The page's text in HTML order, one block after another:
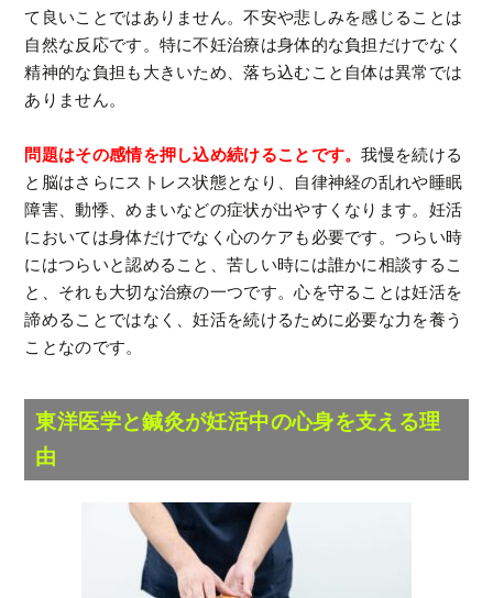
て良いことではありません。不安や悲しみを感じることは
自然な反応です。特に不妊治療は身体的な負担だけでなく
精神的な負担も大きいため、落ち込むこと自体は異常では
ありません。
問題はその感情を押し込め続けることです。我慢を続ける
と脳はさらにストレス状態となり、自律神経の乱れや睡眠
障害、動悸、めまいなどの症状が出やすくなります。妊活
においては身体だけでなく心のケアも必要です。つらい時
にはつらいと認めること、苦しい時には誰かに相談するこ
と、それも大切な治療の一つです。心を守ることは妊活を
諦めることではなく、妊活を続けるために必要な力を養う
ことなのです。
東洋医学と鍼灸が妊活中の心身を支える理
由